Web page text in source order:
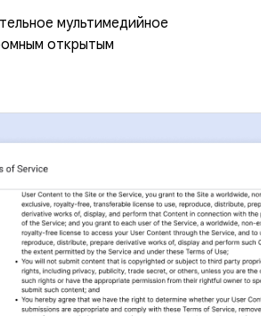
мультимедийное
открытым